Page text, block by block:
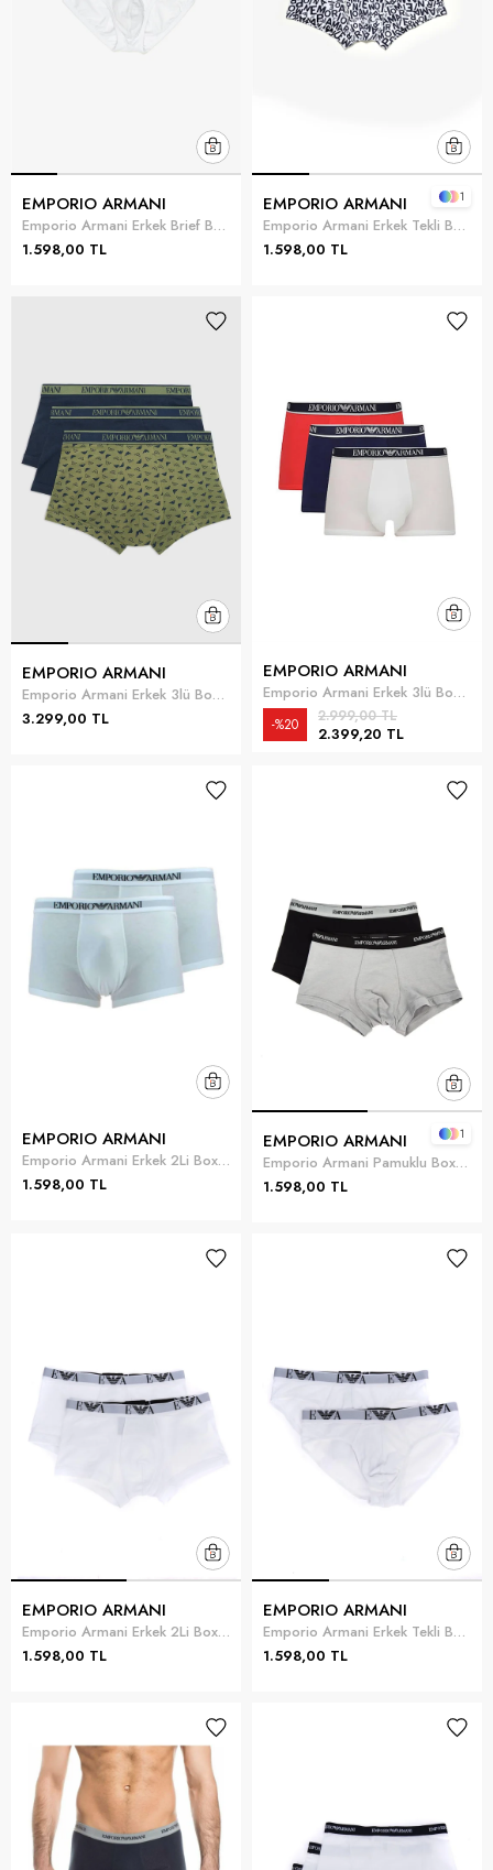
EMPORIO ARMANI
Emporio Armani Erkek Brief Beyaz
1.598,00 TL
EMPORIO ARMANI
Emporio Armani Erkek Tekli Boxer Beyaz
1.598,00 TL
1
EMPORIO ARMANI
Emporio Armani Erkek 3lü Boxer Çok Renkli
3.299,00 TL
EMPORIO ARMANI
Emporio Armani Erkek 3lü Boxer Mavi
2.399,20 TL
2.999,00 TL
%20
EMPORIO ARMANI
Emporio Armani Erkek 2Li Boxer Beyaz
1.598,00 TL
EMPORIO ARMANI
Emporio Armani Pamuklu Boxer Siyah
1.598,00 TL
1
EMPORIO ARMANI
Emporio Armani Erkek 2Li Boxer Çok Renkli
1.598,00 TL
EMPORIO ARMANI
Emporio Armani Erkek Tekli Boxer Çok Renkli
1.598,00 TL